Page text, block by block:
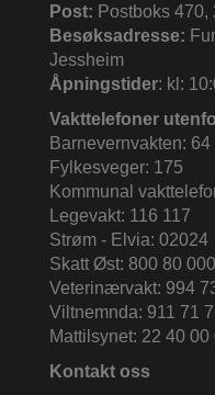
Post: Postboks
Besøksadresse:
Jessheim
Åpningstider: kl:
Vakttelefoner
Barnevernvakten:
Fylkesveger: 175
Kommunal
Legevakt: 116 117
Strøm - Elvia: 02024
Skatt Øst: 800 80 000
Veterinærvakt: 994
Viltnemnda: 911 71
Mattilsynet: 22 40 00
Kontakt oss